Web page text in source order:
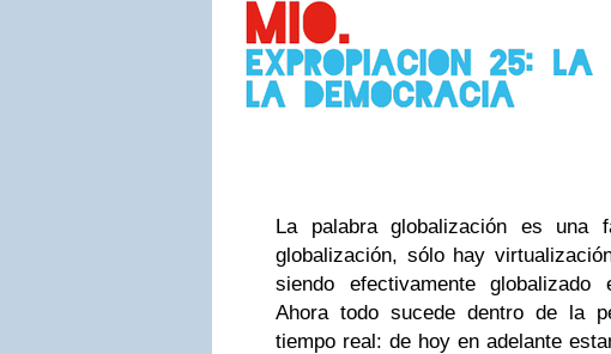
La palabra globalización es una
globalización, sólo hay
siendo efectivamente
Ahora todo sucede dentro de la
tiempo real: de hoy en adelante